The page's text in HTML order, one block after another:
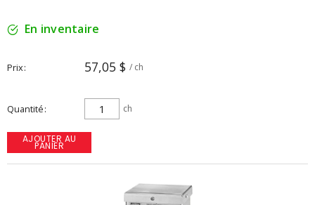
En inventaire
Prix 57,05 $ / ch
Quantité ch
AJOUTER AU
PANIER